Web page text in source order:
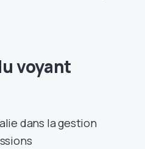
voyant
dans la gestion